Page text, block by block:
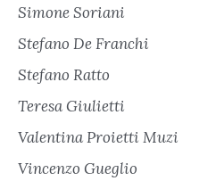
Simone Soriani
Stefano De Franchi
Stefano Ratto
Teresa Giulietti
Valentina Proietti Muzi
Vincenzo Gueglio